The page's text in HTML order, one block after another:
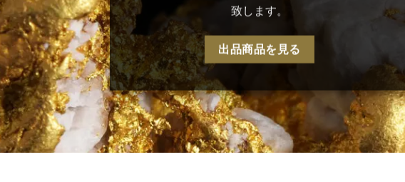
致します。
出品商品を見る